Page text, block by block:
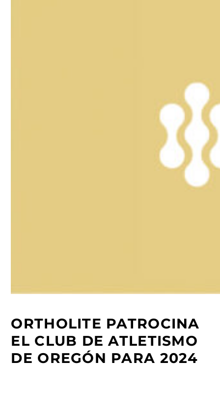
ORTHOLITE PATROCINA
EL CLUB DE ATLETISMO
DE OREGÓN PARA 2024